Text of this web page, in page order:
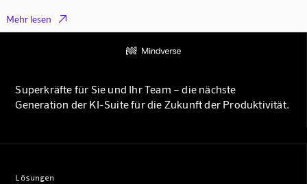
Mehr lesen 
Superkräfte für Sie und Ihr Team – die nächste
Generation der KI-Suite für die Zukunft der Produktivität.
Lösungen